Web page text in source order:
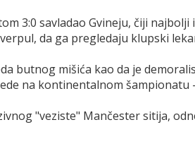
3:0 savladao Gvineju, čiji
da ga pregledaju klupski
butnog mišića kao da je
na kontinentalnom šampionatu -
"veziste" Mančester sitija,